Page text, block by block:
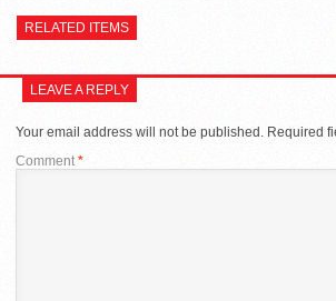
RELATED ITEMS
LEAVE A REPLY
Your email address will not be published. Required
Comment*